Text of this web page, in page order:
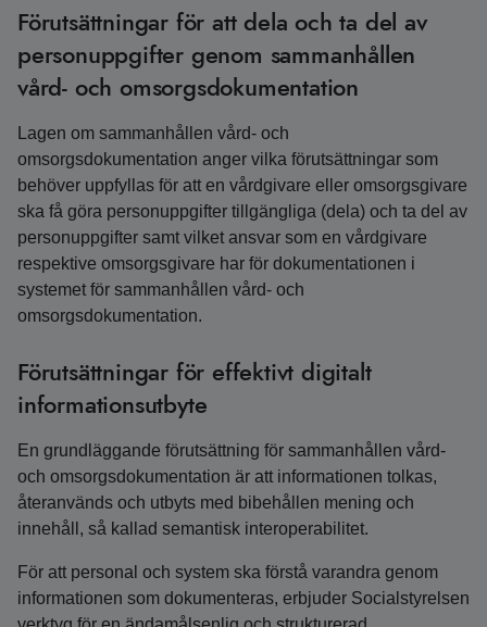
Förutsättningar för att dela och ta del av
personuppgifter genom sammanhållen
vård- och omsorgsdokumentation
Lagen om sammanhållen vård- och
omsorgsdokumentation anger vilka förutsättningar som
behöver uppfyllas för att en vårdgivare eller omsorgsgivare
ska få göra personuppgifter tillgängliga (dela) och ta del av
personuppgifter samt vilket ansvar som en vårdgivare
respektive omsorgsgivare har för dokumentationen i
systemet för sammanhållen vård- och
omsorgsdokumentation.
Förutsättningar för effektivt digitalt
informationsutbyte
En grundläggande förutsättning för sammanhållen vård-
och omsorgsdokumentation är att informationen tolkas,
återanvänds och utbyts med bibehållen mening och
innehåll, så kallad semantisk interoperabilitet.
För att personal och system ska förstå varandra genom
informationen som dokumenteras, erbjuder Socialstyrelsen